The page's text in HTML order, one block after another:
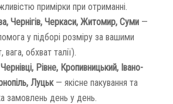
примірки при отриманні.
Чернігів, Черкаси, Житомир, Суми —
у підборі розміру за вашими
вага, обхват талії).
Рівне, Кропивницький, Івано-
Луцьк— якісне пакування та
замовлень день у день.